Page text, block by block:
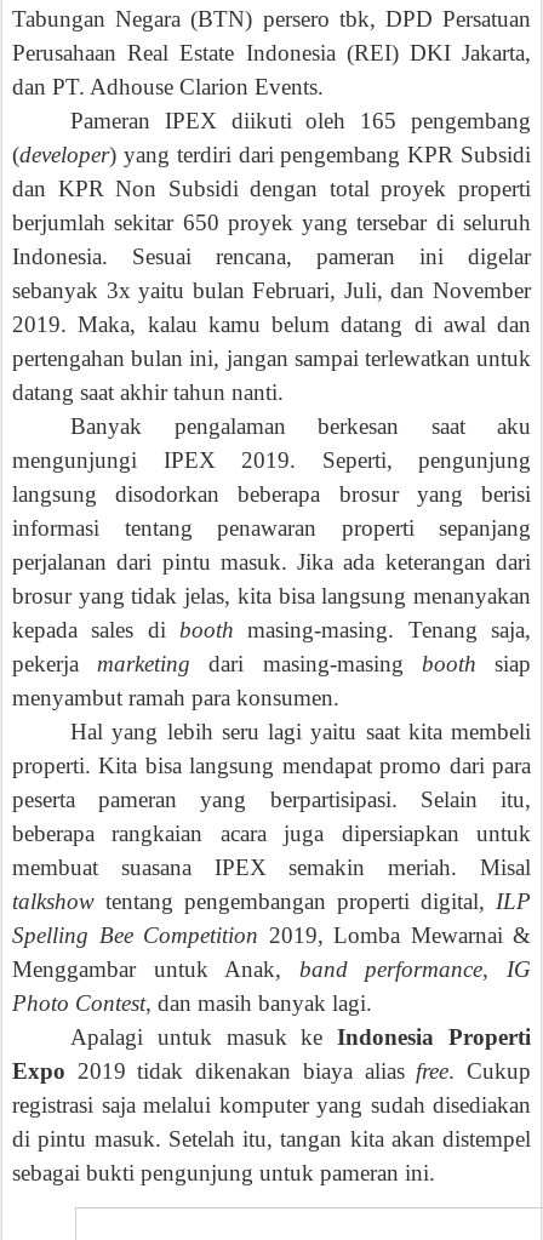
Tabungan Negara (BTN) persero tbk, DPD Persatuan
Perusahaan Real Estate Indonesia (REI) DKI Jakarta,
dan PT. Adhouse Clarion Events.
Pameran IPEX diikuti oleh 165 pengembang
(developer) yang terdiri dari pengembang KPR Subsidi
dan KPR Non Subsidi dengan total proyek properti
berjumlah sekitar 650 proyek yang tersebar di seluruh
Indonesia. Sesuai rencana, pameran ini digelar
sebanyak 3x yaitu bulan Februari, Juli, dan November
2019. Maka, kalau kamu belum datang di awal dan
pertengahan bulan ini, jangan sampai terlewatkan untuk
datang saat akhir tahun nanti.
Banyak pengalaman berkesan saat aku
mengunjungi IPEX 2019. Seperti, pengunjung
langsung disodorkan beberapa brosur yang berisi
informasi tentang penawaran properti sepanjang
perjalanan dari pintu masuk. Jika ada keterangan dari
brosur yang tidak jelas, kita bisa langsung menanyakan
kepada sales di booth masing-masing. Tenang saja,
pekerja marketing dari masing-masing booth siap
menyambut ramah para konsumen.
Hal yang lebih seru lagi yaitu saat kita membeli
properti. Kita bisa langsung mendapat promo dari para
peserta pameran yang berpartisipasi. Selain itu,
beberapa rangkaian acara juga dipersiapkan untuk
membuat suasana IPEX semakin meriah. Misal
talkshow tentang pengembangan properti digital, ILP
Spelling Bee Competition 2019, Lomba Mewarnai &
Menggambar untuk Anak, band performance, IG
Photo Contest, dan masih banyak lagi.
Apalagi untuk masuk keIndonesia Properti
Expo 2019 tidak dikenakan biaya alias free. Cukup
registrasi saja melalui komputer yang sudah disediakan
di pintu masuk. Setelah itu, tangan kita akan distempel
sebagai bukti pengunjung untuk pameran ini.